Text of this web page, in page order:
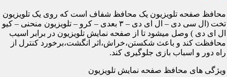
محافظ صفحه تلویزیون یک محافظ شفاف است که روی یک تلویزیون
تخت (ال سی دی – ال ای دی – ۳ بعدی – کرو – تلویزیون منحنی – کیو
ال ای دی ) وصل میشود تا از صفحه نمایش تلویزیون در برابر اسیب
محافظت کند و باعث شکستن،خراش،اثر انگشت،برخورد کنترل از
راه دور و اسباب بازی جلوگیری کند.
ویژگی های محافظ صفحه نمایش تلویزیون